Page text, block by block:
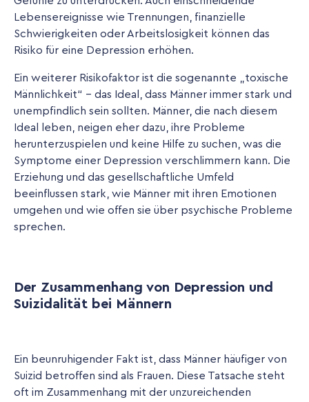
Lebensereignisse wie Trennungen, finanzielle
Schwierigkeiten oder Arbeitslosigkeit können das
Risiko für eine Depression erhöhen.
Ein weiterer Risikofaktor ist die sogenannte „toxische
Männlichkeit“ – das Ideal, dass Männer immer stark und
unempfindlich sein sollten. Männer, die nach diesem
Ideal leben, neigen eher dazu, ihre Probleme
herunterzuspielen und keine Hilfe zu suchen, was die
Symptome einer Depression verschlimmern kann. Die
Erziehung und das gesellschaftliche Umfeld
beeinflussen stark, wie Männer mit ihren Emotionen
umgehen und wie offen sie über psychische Probleme
sprechen.
Der Zusammenhang von Depression und
Suizidalität bei Männern
Ein beunruhigender Fakt ist, dass Männer häufiger von
Suizid betroffen sind als Frauen. Diese Tatsache steht
oft im Zusammenhang mit der unzureichenden